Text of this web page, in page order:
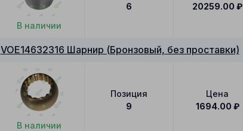
В наличии
6
20259.00 ₽
VOE14632316 Шарнир (Бронзовый, без проставки)
В наличии
Позиция
9
Цена
1694.00 ₽